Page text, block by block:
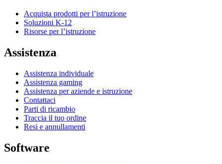
Acquista prodotti per l’istruzione
Soluzioni K-12
Risorse per l’istruzione
Assistenza
Assistenza individuale
Assistenza gaming
Assistenza per aziende e istruzione
Contattaci
Parti di ricambio
Traccia il tuo ordine
Resi e annullamenti
Software